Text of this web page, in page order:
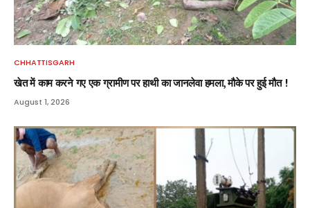
CHHATTISGARH
खेत में काम करने गए एक ग्रामीण पर हाथी का जानलेवा हमला, मौके पर हुई मौत !
August 1, 2026